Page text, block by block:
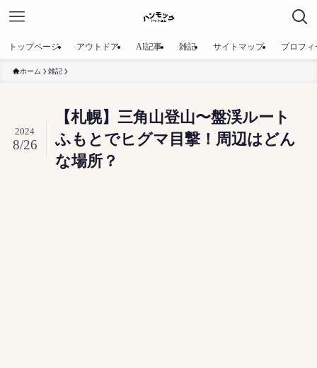
トップページ アウトドア AI記事 雑記 サイトマップ プロフィ
ホーム 雑記
【札幌】三角山登山〜盤渓ルート
ふもとでヒグマ目撃！周辺はどん
な場所？
2024
8/26